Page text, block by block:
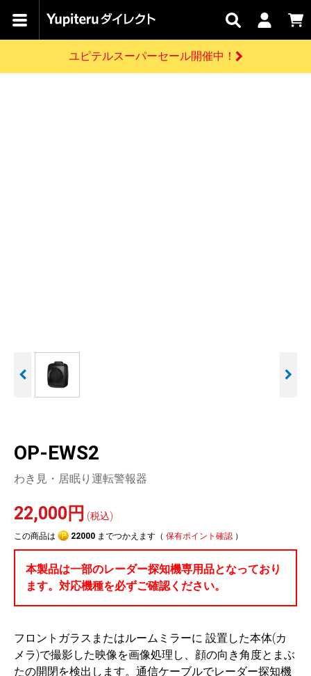
カテゴリで
キャン
ペーン
関連
サービス
お問い
合わせ
はじめての
アウトレット
駐車監視セット
開催中のキャンペーン
お買い物ガイド
ログインする
ユピテルスーパーセール開催中！
OP-EWS2
わき見・居眠り運転警報器
22,000円 (税込)
この商品は 22000 までつかえます（ 保有ポイント確認 ）
本製品は一部のレーダー探知機専用品となっており
ます。対応機種を必ずご確認ください。
フロントガラスまたはルームミラーに 設置した本体(カ
メラ)で撮影した映像を画像処理し、顔の向き角度とまぶ
たの開閉を検出します。通信ケーブルでレーダー探知機